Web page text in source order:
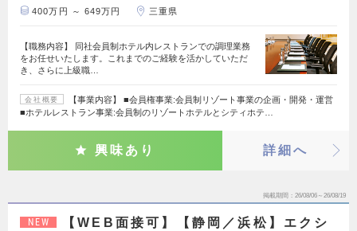
400万円 ～ 649万円 三重県
【職務内容】 同社会員制ホテル内レストランでの調理業務
をお任せいたします。これまでのご経験を活かしていただ
き、さらに上級職…
会社概要
【事業内容】 ■会員権事業:会員制リゾート事業の企画・開発・運営
■ホテルレストラン事業:会員制のリゾートホテルとシティホテ…
興味あり 詳細へ
掲載期間 26/08/06～26/08/19
NEW
【WEB面接可】【静岡／浜松】エクシ